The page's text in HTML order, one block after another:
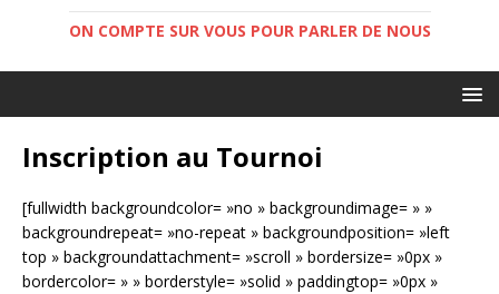
ON COMPTE SUR VOUS POUR PARLER DE NOUS
Inscription au Tournoi
[fullwidth backgroundcolor= »no » backgroundimage= » »
backgroundrepeat= »no-repeat » backgroundposition= »left
top » backgroundattachment= »scroll » bordersize= »0px »
bordercolor= » » borderstyle= »solid » paddingtop= »0px »